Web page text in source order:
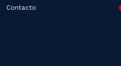
Contacto